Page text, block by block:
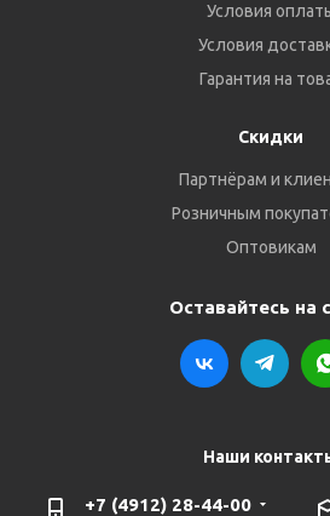
Условия
Условия
Гарантия на
Скидки
Партнёрам и
Розничным
Оптовикам
Оставайтесь на
Наши
+7 (4912) 28-44-00